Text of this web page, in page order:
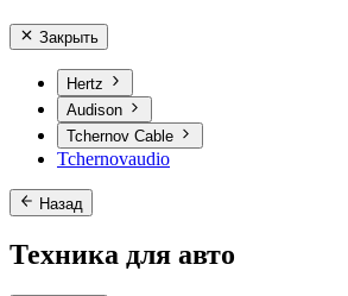
Закрыть
Hertz
Audison
Tchernov Cable
Tchernovaudio
Назад
Техника для авто